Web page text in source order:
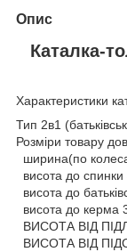
Опис
Каталка-
Характеристики
Тип 2в1
Розміри товару
ширина(по
висота до
висота до
висота до керма
ВИСОТА ВІД
ВИСОТА ВІД